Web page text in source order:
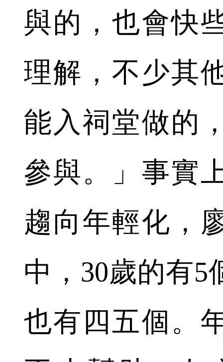
與的，也會快
理解，不少其
能入祠堂做的
參與。」事實
趨向年輕化，
中，30歲的有5
也有四五個。